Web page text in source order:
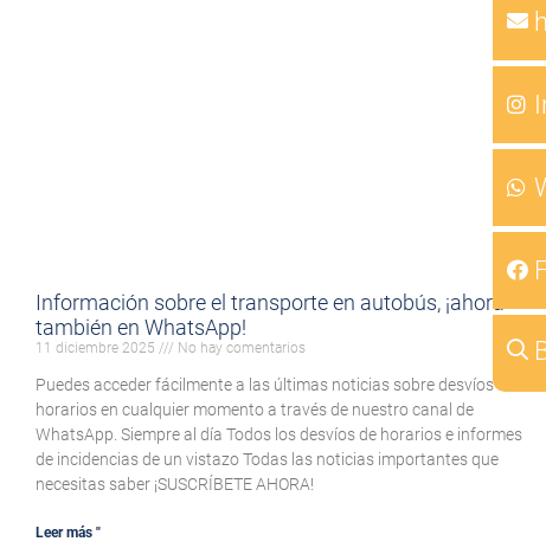
Información sobre el transporte en autobús, ¡ahora
también en WhatsApp!
11 diciembre 2025 No hay comentarios
Puedes acceder fácilmente a las últimas noticias sobre desvíos
horarios en cualquier momento a través de nuestro canal de
WhatsApp. Siempre al día Todos los desvíos de horarios e informes
de incidencias de un vistazo Todas las noticias importantes que
necesitas saber ¡SUSCRÍBETE AHORA!
Leer más "